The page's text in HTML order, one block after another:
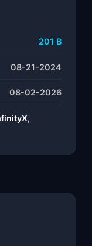
201 B
08-21-2024
08-02-2026